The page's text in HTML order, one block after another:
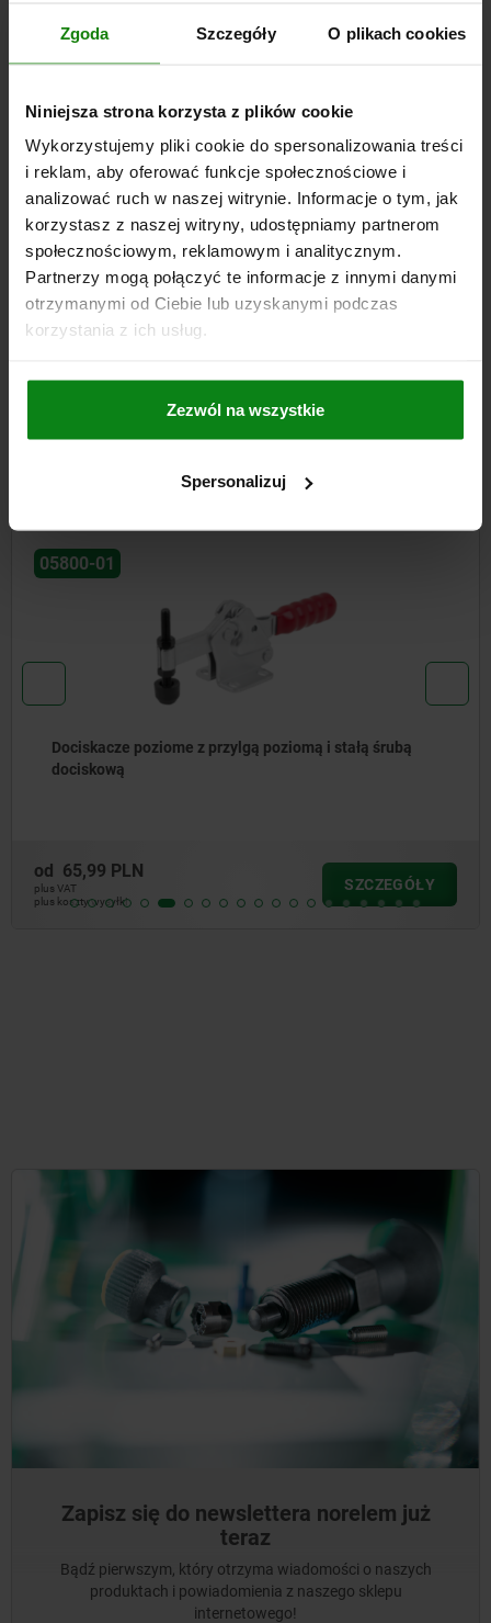
Zgoda Szczegóły O plikach cookies
Niniejsza strona korzysta z plików cookie
Wykorzystujemy pliki cookie do spersonalizowania treści
i reklam, aby oferować funkcje społecznościowe i
analizować ruch w naszej witrynie. Informacje o tym, jak
korzystasz z naszej witryny, udostępniamy partnerom
społecznościowym, reklamowym i analitycznym.
Partnerzy mogą połączyć te informacje z innymi danymi
otrzymanymi od Ciebie lub uzyskanymi podczas
korzystania z ich usług.
Zezwól na wszystkie
Spersonalizuj
A=26 A1=44 A4=3,5 B=14,1 B2=21 B3=16
Nr zamówienia:05904-108102
419,93 PLN
plus koszty wysyłki
SZCZEGÓŁY
Inni klienci również kupili
05800-01
Dociskacze poziome z przylgą poziomą i stałą śrubą
dociskową
od 65,99 PLN
plus VAT
plus koszty wysyłki
SZCZEGÓŁY
Zapisz się do newslettera norelem już
teraz
Bądź pierwszym, który otrzyma wiadomości o naszych
produktach i powiadomienia z naszego sklepu
internetowego!